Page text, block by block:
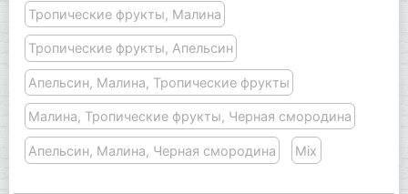
Тропические фрукты, Малина
Тропические фрукты, Апельсин
Апельсин, Малина, Тропические фрукты
Малина, Тропические фрукты, Черная смородина
Апельсин, Малина, Черная смородина Mix